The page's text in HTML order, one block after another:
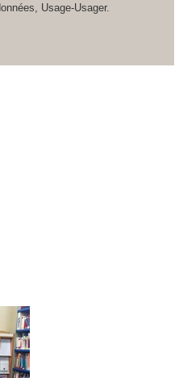
Usage-Usager.